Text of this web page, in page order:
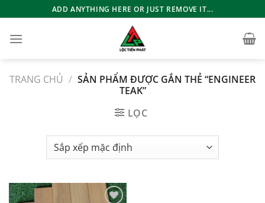
qua
nội
ADD ANYTHING HERE OR JUST REMOVE IT...
TRANG CHỦ / SẢN PHẨM ĐƯỢC GẮN THẺ “ENGINEER
TEAK”
LỌC